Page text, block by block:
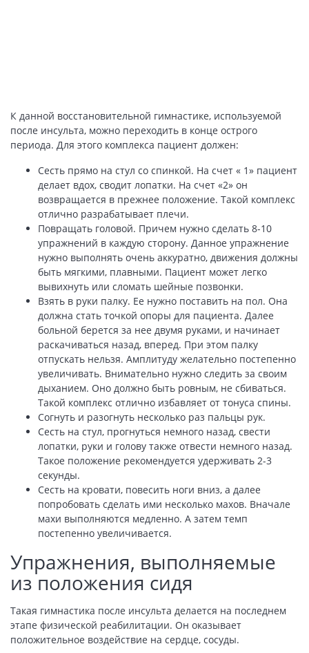
К данной восстановительной гимнастике, используемой
после инсульта, можно переходить в конце острого
периода. Для этого комплекса пациент должен:
Сесть прямо на стул со спинкой. На счет « 1» пациент
делает вдох, сводит лопатки. На счет «2» он
возвращается в прежнее положение. Такой комплекс
отлично разрабатывает плечи.
Повращать головой. Причем нужно сделать 8-10
упражнений в каждую сторону. Данное упражнение
нужно выполнять очень аккуратно, движения должны
быть мягкими, плавными. Пациент может легко
вывихнуть или сломать шейные позвонки.
Взять в руки палку. Ее нужно поставить на пол. Она
должна стать точкой опоры для пациента. Далее
больной берется за нее двумя руками, и начинает
раскачиваться назад, вперед. При этом палку
отпускать нельзя. Амплитуду желательно постепенно
увеличивать. Внимательно нужно следить за своим
дыханием. Оно должно быть ровным, не сбиваться.
Такой комплекс отлично избавляет от тонуса спины.
Согнуть и разогнуть несколько раз пальцы рук.
Сесть на стул, прогнуться немного назад, свести
лопатки, руки и голову также отвести немного назад.
Такое положение рекомендуется удерживать 2-3
секунды.
Сесть на кровати, повесить ноги вниз, а далее
попробовать сделать ими несколько махов. Вначале
махи выполняются медленно. А затем темп
постепенно увеличивается.
Упражнения, выполняемые
из положения сидя
Такая гимнастика после инсульта делается на последнем
этапе физической реабилитации. Он оказывает
положительное воздействие на сердце, сосуды.